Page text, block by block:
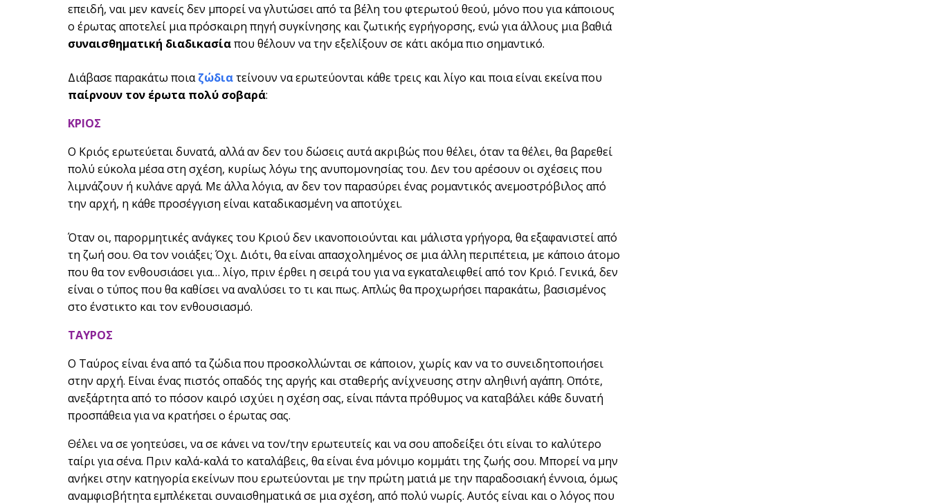
επειδή, ναι μεν κανείς δεν μπορεί να γλυτώσει από τα βέλη του φτερωτού θεού, μόνο που για κάποιους
ο έρωτας αποτελεί μια πρόσκαιρη πηγή συγκίνησης και ζωτικής εγρήγορσης, ενώ για άλλους μια βαθιά
συναισθηματική διαδικασίαπου θέλουν να την εξελίξουν σε κάτι ακόμα πιο σημαντικό.
Διάβασε παρακάτω ποιαζώδιατείνουν να ερωτεύονται κάθε τρεις και λίγο και ποια είναι εκείνα που
παίρνουν τον έρωτα πολύ σοβαρά:
ΚΡΙΟΣ
Ο Κριός ερωτεύεται δυνατά, αλλά αν δεν του δώσεις αυτά ακριβώς που θέλει, όταν τα θέλει, θα βαρεθεί
πολύ εύκολα μέσα στη σχέση, κυρίως λόγω της ανυπομονησίας του. Δεν του αρέσουν οι σχέσεις που
λιμνάζουν ή κυλάνε αργά. Με άλλα λόγια, αν δεν τον παρασύρει ένας ρομαντικός ανεμοστρόβιλος από
την αρχή, η κάθε προσέγγιση είναι καταδικασμένη να αποτύχει.
Όταν οι, παρορμητικές ανάγκες του Κριού δεν ικανοποιούνται και μάλιστα γρήγορα, θα εξαφανιστεί από
τη ζωή σου. Θα τον νοιάξει; Όχι. Διότι, θα είναι απασχολημένος σε μια άλλη περιπέτεια, με κάποιο άτομο
που θα τον ενθουσιάσει για… λίγο, πριν έρθει η σειρά του για να εγκαταλειφθεί από τον Κριό. Γενικά, δεν
είναι ο τύπος που θα καθίσει να αναλύσει το τι και πως. Απλώς θα προχωρήσει παρακάτω, βασισμένος
στο ένστικτο και τον ενθουσιασμό.
ΤΑΥΡΟΣ
Ο Ταύρος είναι ένα από τα ζώδια που προσκολλώνται σε κάποιον, χωρίς καν να το συνειδητοποιήσει
στην αρχή. Είναι ένας πιστός οπαδός της αργής και σταθερής ανίχνευσης στην αληθινή αγάπη. Οπότε,
ανεξάρτητα από το πόσον καιρό ισχύει η σχέση σας, είναι πάντα πρόθυμος να καταβάλει κάθε δυνατή
προσπάθεια για να κρατήσει ο έρωτας σας.
Θέλει να σε γοητεύσει, να σε κάνει να τον/την ερωτευτείς και να σου αποδείξει ότι είναι το καλύτερο
ταίρι για σένα. Πριν καλά-καλά το καταλάβεις, θα είναι ένα μόνιμο κομμάτι της ζωής σου. Μπορεί να μην
ανήκει στην κατηγορία εκείνων που ερωτεύονται με την πρώτη ματιά με την παραδοσιακή έννοια, όμως
αναμφισβήτητα εμπλέκεται συναισθηματικά σε μια σχέση, από πολύ νωρίς. Αυτός είναι και ο λόγος που